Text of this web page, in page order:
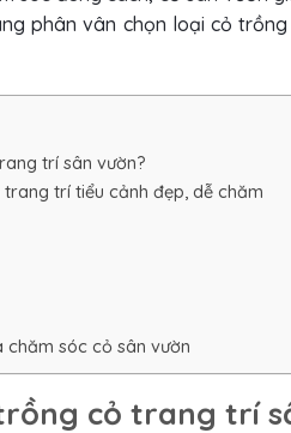
phân vân chọn loại cỏ
trí sân vườn?
trang trí tiểu cảnh đẹp, dễ chăm
chăm sóc cỏ sân vườn
cỏ trang trí